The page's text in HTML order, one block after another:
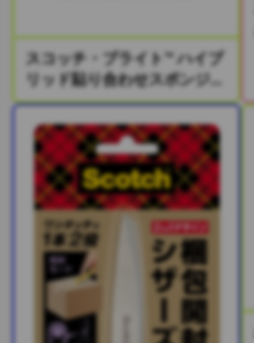
スコッチ・ブライト™ ハイブ
リッド貼り合わせスポンジ2
個入り